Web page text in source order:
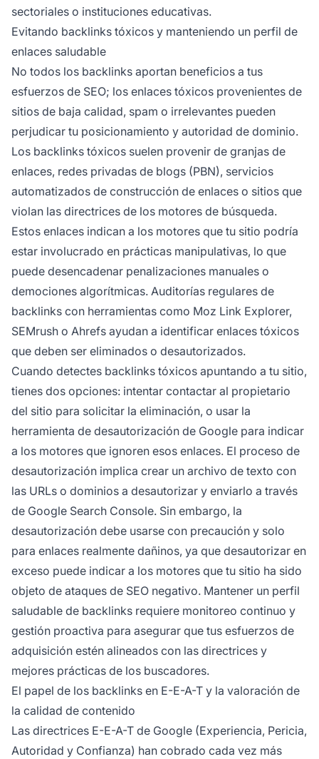
sectoriales o instituciones educativas.
Evitando backlinks tóxicos y manteniendo un perfil de
enlaces saludable
No todos los backlinks aportan beneficios a tus
esfuerzos de SEO; los enlaces tóxicos provenientes de
sitios de baja calidad, spam o irrelevantes pueden
perjudicar tu posicionamiento y autoridad de dominio.
Los backlinks tóxicos suelen provenir de granjas de
enlaces, redes privadas de blogs (PBN), servicios
automatizados de construcción de enlaces o sitios que
violan las directrices de los motores de búsqueda.
Estos enlaces indican a los motores que tu sitio podría
estar involucrado en prácticas manipulativas, lo que
puede desencadenar penalizaciones manuales o
demociones algorítmicas. Auditorías regulares de
backlinks con herramientas como Moz Link Explorer,
SEMrush o Ahrefs ayudan a identificar enlaces tóxicos
que deben ser eliminados o desautorizados.
Cuando detectes backlinks tóxicos apuntando a tu sitio,
tienes dos opciones: intentar contactar al propietario
del sitio para solicitar la eliminación, o usar la
herramienta de desautorización de Google para indicar
a los motores que ignoren esos enlaces. El proceso de
desautorización implica crear un archivo de texto con
las URLs o dominios a desautorizar y enviarlo a través
de Google Search Console. Sin embargo, la
desautorización debe usarse con precaución y solo
para enlaces realmente dañinos, ya que desautorizar en
exceso puede indicar a los motores que tu sitio ha sido
objeto de ataques de SEO negativo. Mantener un perfil
saludable de backlinks requiere monitoreo continuo y
gestión proactiva para asegurar que tus esfuerzos de
adquisición estén alineados con las directrices y
mejores prácticas de los buscadores.
El papel de los backlinks en E-E-A-T y la valoración de
la calidad de contenido
Las directrices E-E-A-T de Google (Experiencia, Pericia,
Autoridad y Confianza) han cobrado cada vez más